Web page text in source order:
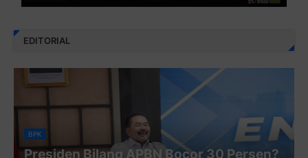
EDITORIAL
BPK
Presiden Bilang APBN Bocor 30 Persen?